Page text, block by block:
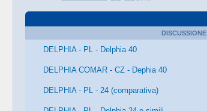
DISCUSSIONE
DELPHIA - PL - Delphia 40
DELPHIA COMAR - CZ - Dephia 40
DELPHIA - PL - 24 (comparativa)